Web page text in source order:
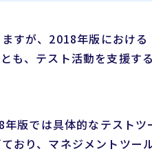
すが、2018年版におけ
も、テスト活動を支援す
版では具体的なテスト
おり、マネジメントツ